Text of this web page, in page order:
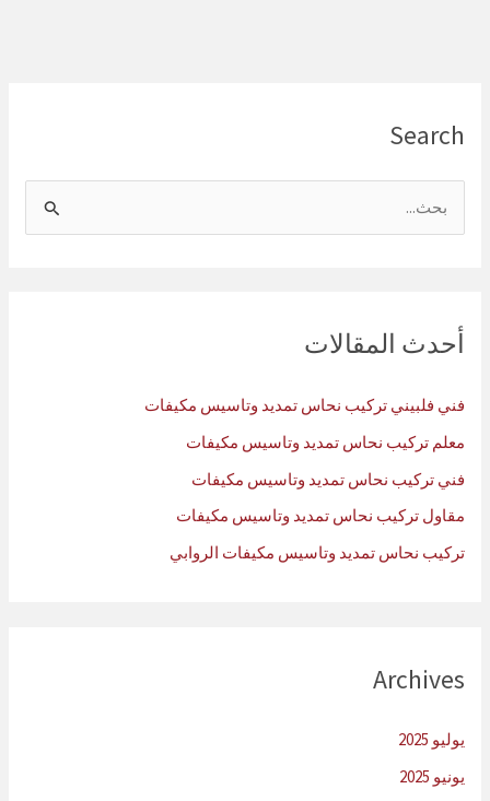
Search
ث
عأحدث المقالات
فني فلبيني تركيب نحاس تمديد وتاسيس مكيفات
معلم تركيب نحاس تمديد وتاسيس مكيفات
فني تركيب نحاس تمديد وتاسيس مكيفات
مقاول تركيب نحاس تمديد وتاسيس مكيفات
تركيب نحاس تمديد وتاسيس مكيفات الروابي
Archives
يوليو 2025
يونيو 2025